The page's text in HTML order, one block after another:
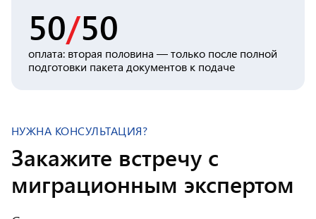
50/50
оплата: вторая половина — только после полной
подготовки пакета документов к подаче
НУЖНА КОНСУЛЬТАЦИЯ?
Закажите встречу с
миграционным экспертом